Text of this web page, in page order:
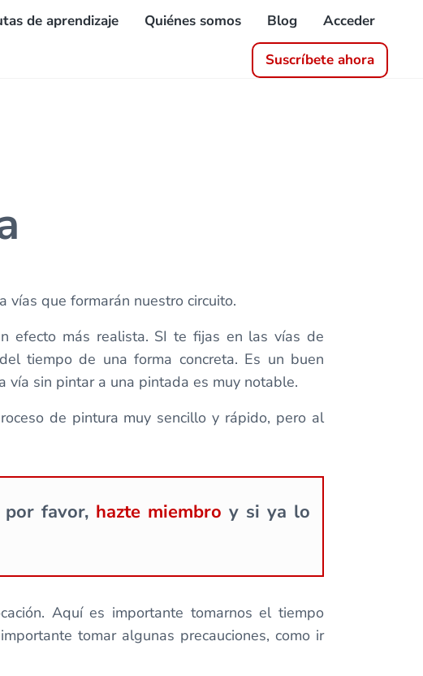
de aprendizaje Quiénes somos Blog Acceder
Suscríbete ahora
vías que formarán nuestro circuito.
efecto más realista. SI te fijas en las vías de
tiempo de una forma concreta. Es un buen
vía sin pintar a una pintada es muy notable.
de pintura muy sencillo y rápido, pero al
por favor, hazte miembro y si ya lo
Aquí es importante tomarnos el tiempo
tomar algunas precauciones, como ir